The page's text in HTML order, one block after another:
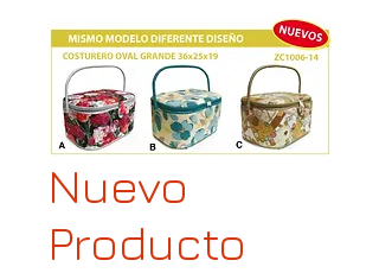
Nuevo
Producto